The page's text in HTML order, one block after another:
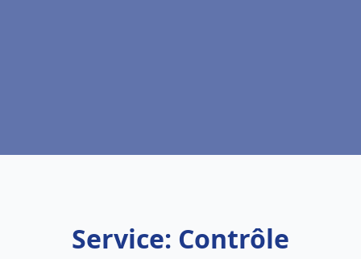
Service: Contrôle